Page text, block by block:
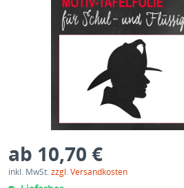
ab 10,70 €
inkl. MwSt.zzgl. Versandkosten